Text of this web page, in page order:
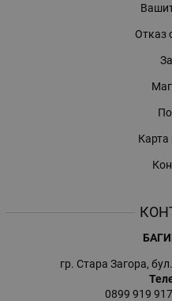
Отказ
Карта
гр. Стара Загора,
0899 919 917